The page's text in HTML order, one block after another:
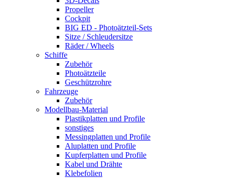
Propeller
Cockpit
BIG ED - Photoätzteil-Sets
Sitze / Schleudersitze
Räder / Wheels
Schiffe
Zubehör
Photoätzteile
Geschützrohre
Fahrzeuge
Zubehör
Modellbau-Material
Plastikplatten und Profile
sonstiges
Messingplatten und Profile
Aluplatten und Profile
Kupferplatten und Profile
Kabel und Drähte
Klebefolien